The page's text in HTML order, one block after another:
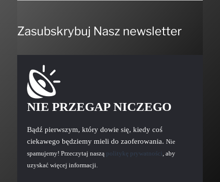
Zasubskrybuj Nasz newsletter
NIE PRZEGAP NICZEGO
Bądź pierwszym, który dowie się, kiedy coś
ciekawego będziemy mieli do zaoferowania. Nie
spamujemy! Przeczytaj naszą politykę prywatności , aby
uzyskać więcej informacji.